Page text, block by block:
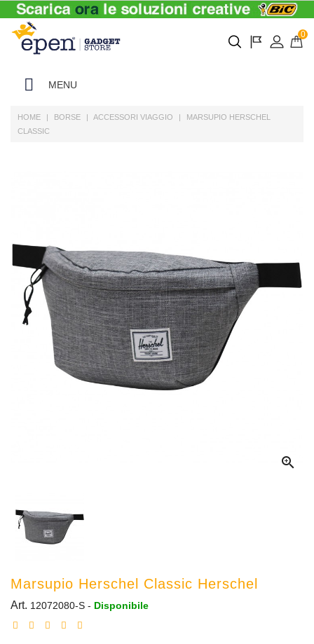
0
MENU
HOME BORSE ACCESSORI VIAGGIO
MARSUPIO HERSCHEL
CLASSIC

Marsupio Herschel Classic Herschel
Art. 12072080-S - Disponibile